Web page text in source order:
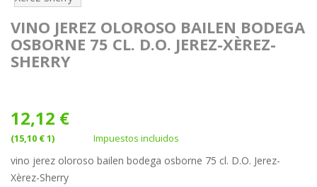
VINO JEREZ OLOROSO BAILEN BODEGA
OSBORNE 75 CL. D.O. JEREZ-XÈREZ-
SHERRY
12,12 €
(15,10 € 1) Impuestos incluidos
vino jerez oloroso bailen bodega osborne 75 cl. D.O. Jerez-
Xèrez-Sherry